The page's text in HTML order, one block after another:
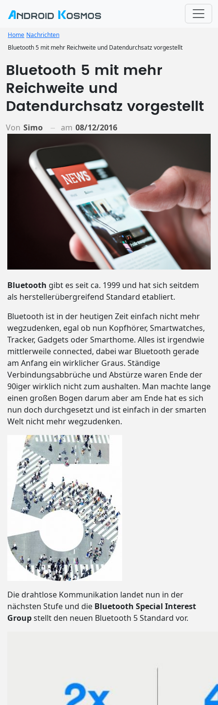
Home Nachrichten
Bluetooth 5 mit mehr Reichweite und Datendurchsatz vorgestellt
Bluetooth 5 mit mehr
Reichweite und
Datendurchsatz vorgestellt
Von Simo am 08/12/2016
Bluetooth gibt es seit ca. 1999 und hat sich seitdem
als herstellerübergreifend Standard etabliert.
Bluetooth ist in der heutigen Zeit einfach nicht mehr
wegzudenken, egal ob nun Kopfhörer, Smartwatches,
Tracker, Gadgets oder Smarthome. Alles ist irgendwie
mittlerweile connected, dabei war Bluetooth gerade
am Anfang ein wirklicher Graus. Ständige
Verbindungsabbrüche und Abstürze waren Ende der
90iger wirklich nicht zum aushalten. Man machte lange
einen großen Bogen darum aber am Ende hat es sich
nun doch durchgesetzt und ist einfach in der smarten
Welt nicht mehr wegzudenken.
Die drahtlose Kommunikation landet nun in der
nächsten Stufe und die Bluetooth Special Interest
Groupstellt den neuen Bluetooth 5 Standard vor.